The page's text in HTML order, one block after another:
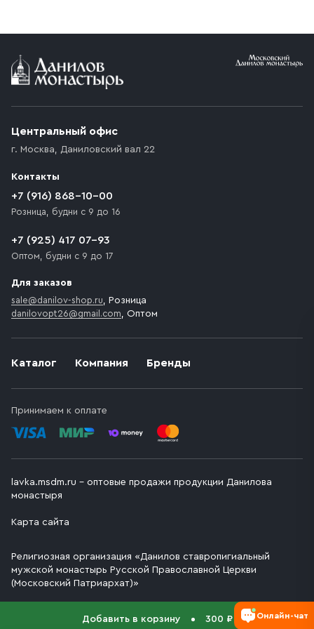
Добавить в корзину 300 ₽
Условия доставки
возникают препятствия для подъезда автомобиля,
которое максимально близко к месту запланированной
движения. Если на территории места назначения
доставки предусмотрен платный въезд, то Покупателю
необходимо компенсировать стоимость въезда
Каталог Компания Бренды
Принимаем к оплате
Центральный офис
г. Москва, Даниловский вал 22
Контакты
+7 (916) 868-10-00
Розница, будни с 9 до 16
+7 (925) 417 07-93
Оптом, будни с 9 до 17
Для заказов
sale@danilov-shop.ru, Розница
danilovopt26@gmail.com, Оптом
lavka.msdm.ru – оптовые продажи продукции Данилова
монастыря
Карта сайта
Религиозная организация «Данилов ставропигиальный
мужской монастырь Русской Православной Церкви
(Московский Патриархат)»
Онлайн-чат